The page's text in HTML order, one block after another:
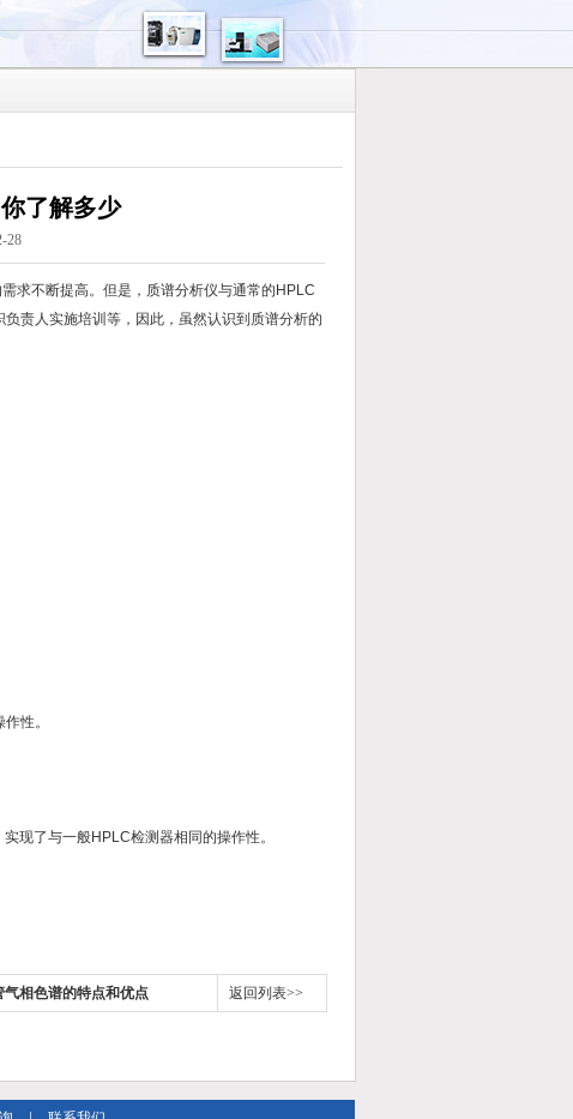
了解多少
28
求不断提高。但是，质谱分析仪与通常的HPLC
责人实施培训等，因此，虽然认识到质谱分析的
性。
现了与一般HPLC检测器相同的操作性。
气相色谱的特点和优点 返回列表>>